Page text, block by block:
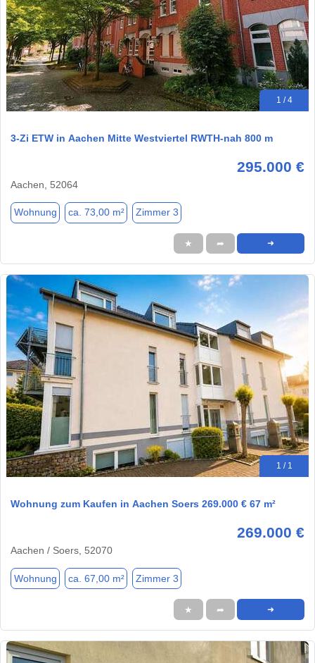
1 / 4
3-Zi ETW in Aachen Mitte Westviertel RWTH-nah 800 m
295.000 €
Aachen, 52064
Wohnung ca. 73,00 m² Zimmer 3
★ ➦ ➜
1 / 1
Wohnung zum Kaufen in Aachen Soers 269.000 € 67 m²
269.000 €
Aachen / Soers, 52070
Wohnung ca. 67,00 m² Zimmer 3
★ ➦ ➜